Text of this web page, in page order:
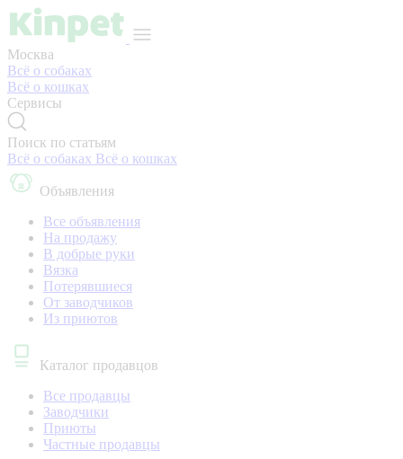
Москва
Всё о собаках
Всё о кошках
Сервисы
Поиск по статьям
Всё о собаках Всё о кошках
Объявления
Все объявления
На продажу
В добрые руки
Вязка
Потерявшиеся
От заводчиков
Из приютов
Каталог продавцов
Все продавцы
Заводчики
Приюты
Частные продавцы